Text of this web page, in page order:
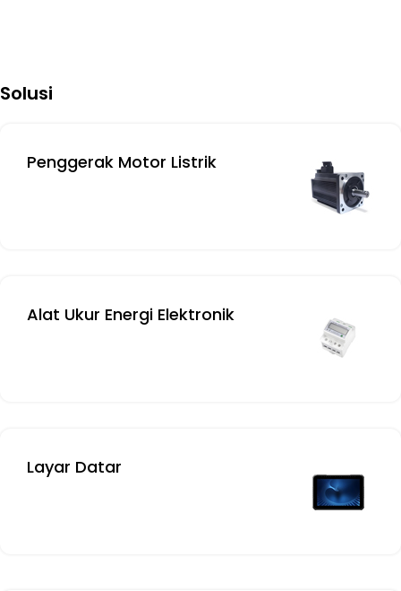
Solusi
Penggerak Motor Listrik
Alat Ukur Energi Elektronik
Layar Datar